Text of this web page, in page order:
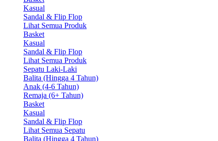
Kasual
Sandal & Flip Flop
Lihat Semua Produk
Basket
Kasual
Sandal & Flip Flop
Lihat Semua Produk
Sepatu Laki-Laki
Balita (Hingga 4 Tahun)
Anak (4-6 Tahun)
Remaja (6+ Tahun)
Basket
Kasual
Sandal & Flip Flop
Lihat Semua Sepatu
Balita (Hingga 4 Tahun)